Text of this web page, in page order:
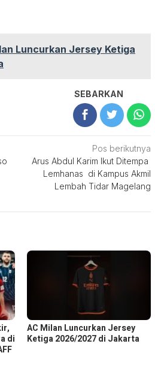
Luncurkan Jersey Ketiga
SEBARKAN
Pos berikutnya
Arus Abdul Karim Ikut Ditempa
Lemhanas di Kampus Akmil
Lembah Tidar Magelang
di
AC Milan Luncurkan Jersey
Ketiga 2026/2027 di Jakarta